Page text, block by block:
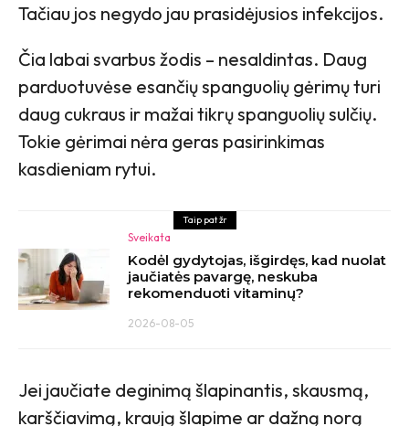
Tačiau jos negydo jau prasidėjusios infekcijos.
Čia labai svarbus žodis – nesaldintas. Daug
parduotuvėse esančių spanguolių gėrimų turi
daug cukraus ir mažai tikrų spanguolių sulčių.
Tokie gėrimai nėra geras pasirinkimas
kasdieniam rytui.
Taip pat žr
Sveikata
Kodėl gydytojas, išgirdęs, kad nuolat
jaučiatės pavargę, neskuba
rekomenduoti vitaminų?
2026-08-05
Jei jaučiate deginimą šlapinantis, skausmą,
karščiavimą, kraują šlapime ar dažną norą